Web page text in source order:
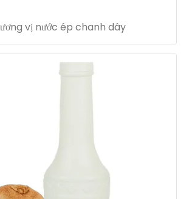
vị nước ép chanh dây